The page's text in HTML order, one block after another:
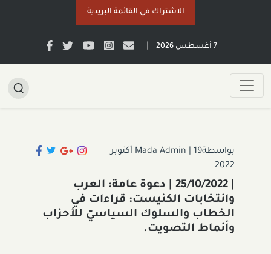
الاشتراك في القائمة البريدية
7 أغسطس 2026
بواسطةMada Admin
19 أكتوبر
2022
| 25/10/2022 | دعوة عامة: العرب
وانتخابات الكنيست: قراءات في
الخطاب والسلوك السياسيّ للأحزاب
وأنماط التصويت.